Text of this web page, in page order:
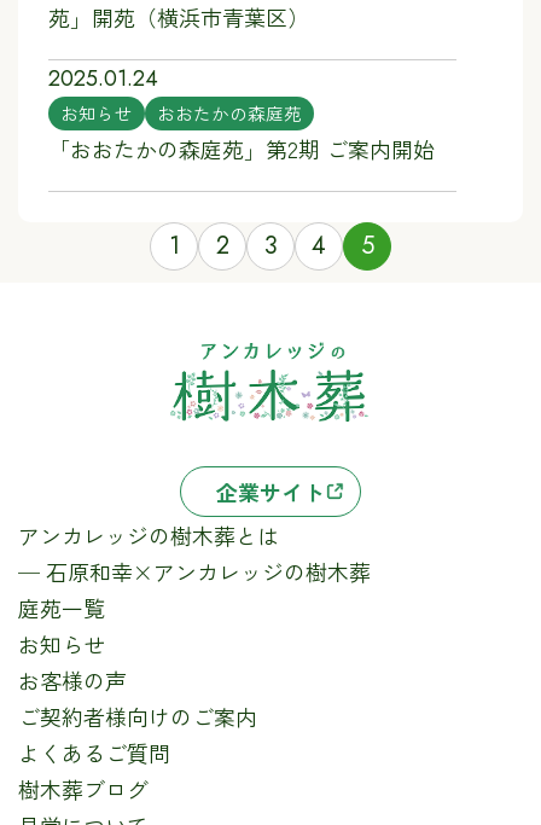
苑」開苑（横浜市青葉区）
2025.01.24
お知らせ おおたかの森庭苑
「おおたかの森庭苑」第2期 ご案内開始
1 2 3 4 5
企業サイト
アンカレッジの樹木葬とは
─ 石原和幸×アンカレッジの樹木葬
庭苑一覧
お知らせ
お客様の声
ご契約者様向けのご案内
よくあるご質問
樹木葬ブログ